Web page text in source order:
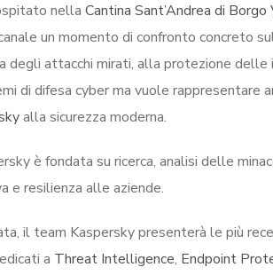
nella Cantina Sant’Andrea di Borgo
un momento di confronto concreto
degli attacchi mirati, alla protezione
di difesa cyber ma vuole rappresentare
alla sicurezza moderna.
è fondata su ricerca, analisi delle
e resilienza alle aziende.
il team Kaspersky presenterà le più
a Threat Intelligence, Endpoint